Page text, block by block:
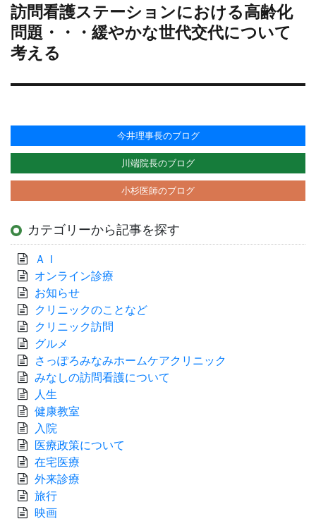
ョ
ン
次
の
投
稿:
訪問看護ステーションにおける高齢化
問題・・・緩やかな世代交代について
考える
今井理事長のブログ
川端院長のブログ
小杉医師のブログ
カテゴリーから記事を探す
ＡＩ
オンライン診療
お知らせ
クリニックのことなど
クリニック訪問
グルメ
さっぽろみなみホームケアクリニック
みなしの訪問看護について
人生
健康教室
入院
医療政策について
在宅医療
外来診療
旅行
映画